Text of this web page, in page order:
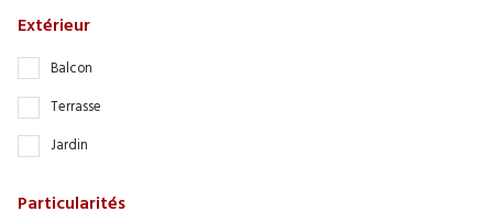
Extérieur
Balcon
Terrasse
Jardin
Particularités